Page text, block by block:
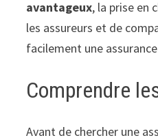
avantageux, la prise en
les assureurs et de
facilement une
Comprendre
Avant de chercher une